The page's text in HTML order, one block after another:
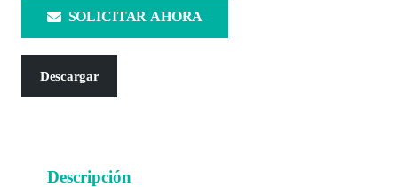
SOLICITAR AHORA
Descargar
Descripción